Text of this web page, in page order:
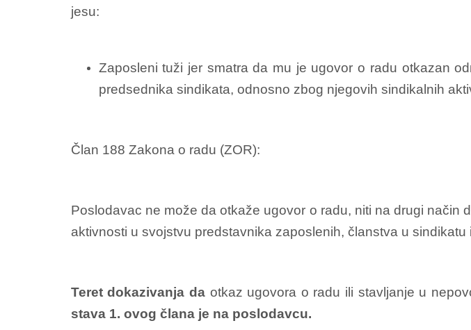
jesu:
Zaposleni tuži jer smatra da mu je ugovor o radu otkazan
predsednika sindikata, odnosno zbog njegovih sindikalnih
Član 188 Zakona o radu (ZOR):
Poslodavac ne može da otkaže ugovor o radu, niti na drugi
aktivnosti u svojstvu predstavnika zaposlenih, članstva u
Teret dokazivanja daotkaz ugovora o radu ili stavljanje u
stava 1. ovog člana je na poslodavcu.